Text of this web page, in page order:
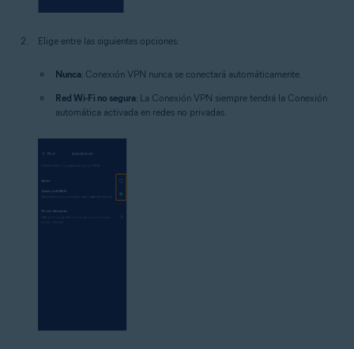
Elige entre las siguientes opciones:
Nunca: Conexión VPN nunca se conectará automáticamente.
Red Wi-Fi no segura: La Conexión VPN siempre tendrá la Conexión
automática activada en redes no privadas.